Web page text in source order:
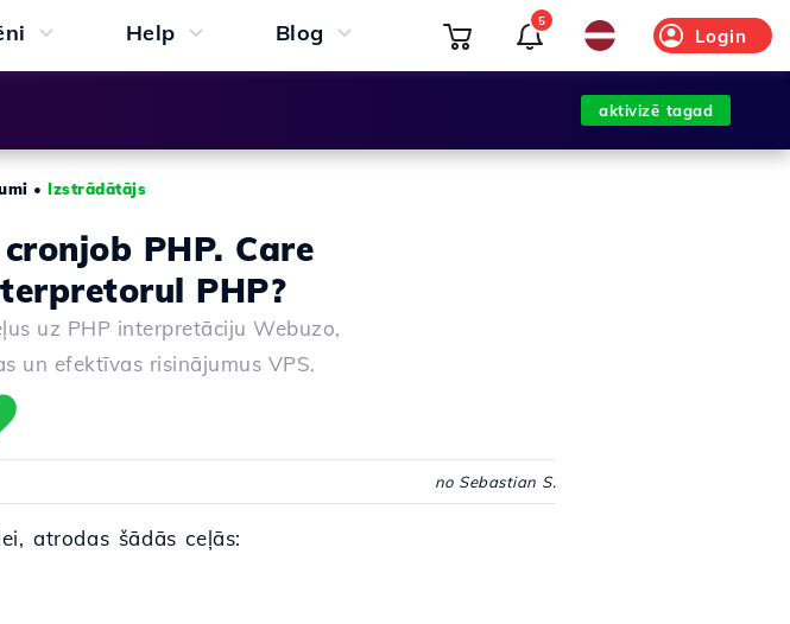
Help Blog Login
5
aktivizē tagad
• Izstrādātājs
PHP. Care
PHP?
uz PHP interpretāciju Webuzo,
un efektīvas risinājumus VPS.
no Sebastian S.
atrodas šādās ceļās: